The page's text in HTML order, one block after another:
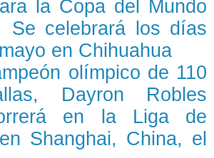
la Copa del Mundo
Se celebrará los días
en Chihuahua
olímpico de 110
Dayron Robles
en la Liga de
Shanghai, China, el